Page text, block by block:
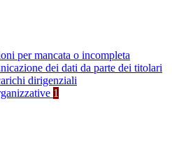
per mancata o incompleta
dei dati da parte dei titolari
dirigenziali
1